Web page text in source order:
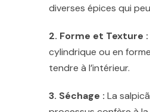
diverses épices qui
2. Forme et Texture :
cylindrique ou en
tendre à l’intérieur.
3. Séchage : La